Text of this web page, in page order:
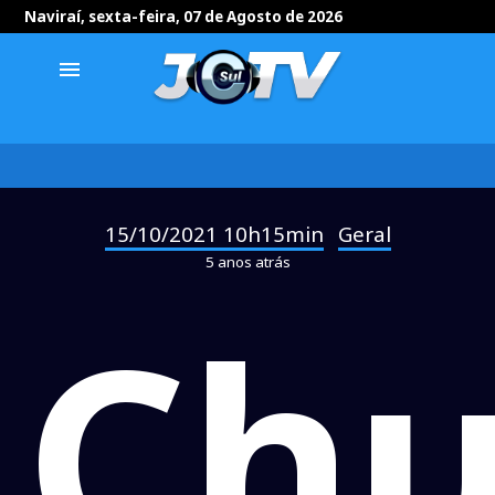
Naviraí, sexta-feira, 07 de Agosto de 2026
menu
15/10/2021 10h15min Geral
5 anos atrás